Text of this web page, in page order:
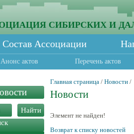
СИБИРСКИХ И
Состав Ассоциации
Анонс актов Перечень актов
Главная страница / Новости /
Новости
Элемент не найден!
Возврат к списку новостей